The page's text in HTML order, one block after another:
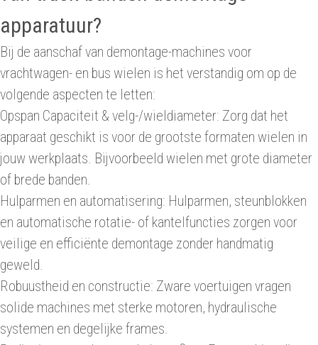
apparatuur?
Bij de aanschaf van demontage-machines voor
vrachtwagen- en bus wielen is het verstandig om op de
volgende aspecten te letten:
Opspan Capaciteit & velg-/wieldiameter: Zorg dat het
apparaat geschikt is voor de grootste formaten wielen in
jouw werkplaats. Bijvoorbeeld wielen met grote diameter
of brede banden.
Hulparmen en automatisering: Hulparmen, steunblokken
en automatische rotatie- of kantelfuncties zorgen voor
veilige en efficiënte demontage zonder handmatig
geweld.
Robuustheid en constructie: Zware voertuigen vragen
solide machines met sterke motoren, hydraulische
systemen en degelijke frames.